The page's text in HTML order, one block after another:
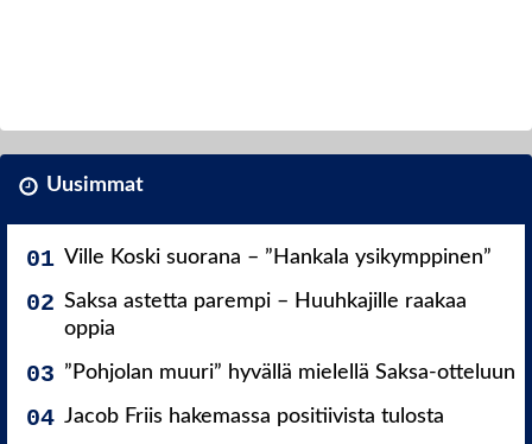
Uusimmat
Ville Koski suorana – ”Hankala ysikymppinen”
Saksa astetta parempi – Huuhkajille raakaa
oppia
”Pohjolan muuri” hyvällä mielellä Saksa-otteluun
Jacob Friis hakemassa positiivista tulosta